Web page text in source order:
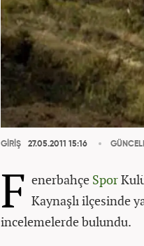
GİRİŞ 27.05.2011 15:16
F enerbahçe Spor
Kaynaşlı ilçesinde
incelemelerde bulundu.